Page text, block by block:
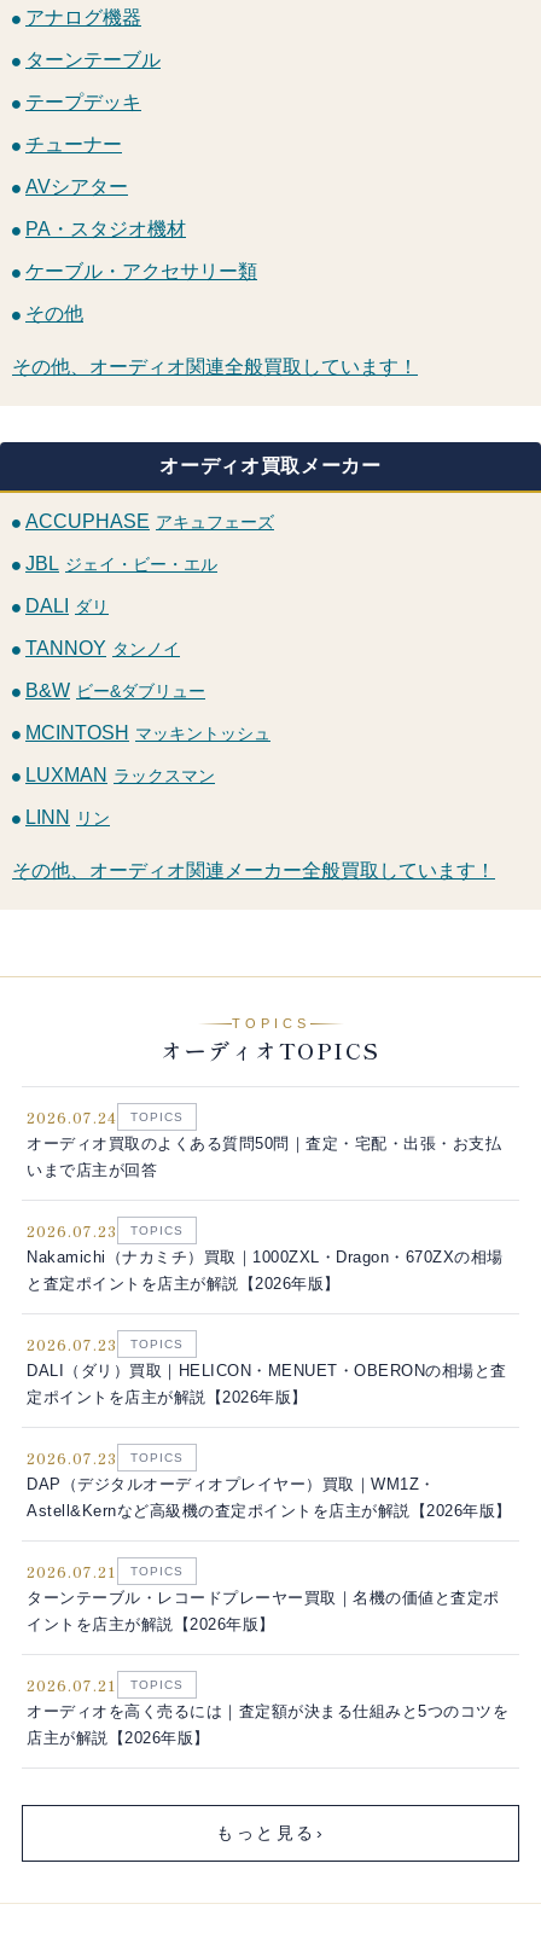
アナログ機器
ターンテーブル
テープデッキ
チューナー
AVシアター
PA・スタジオ機材
ケーブル・アクセサリー類
その他
その他、オーディオ関連全般買取しています！
オーディオ買取メーカー
ACCUPHASE アキュフェーズ
JBL ジェイ・ビー・エル
DALI ダリ
TANNOY タンノイ
B&W ビー&ダブリュー
MCINTOSH マッキントッシュ
LUXMAN ラックスマン
LINN リン
その他、オーディオ関連メーカー全般買取しています！
TOPICS
オーディオTOPICS
2026.07.24 TOPICS
オーディオ買取のよくある質問50問｜査定・宅配・出張・お支払
いまで店主が回答
2026.07.23 TOPICS
Nakamichi（ナカミチ）買取｜1000ZXL・Dragon・670ZXの相場
と査定ポイントを店主が解説【2026年版】
2026.07.23 TOPICS
DALI（ダリ）買取｜HELICON・MENUET・OBERONの相場と査
定ポイントを店主が解説【2026年版】
2026.07.23 TOPICS
DAP（デジタルオーディオプレイヤー）買取｜WM1Z・
Astell&Kernなど高級機の査定ポイントを店主が解説【2026年版】
2026.07.21 TOPICS
ターンテーブル・レコードプレーヤー買取｜名機の価値と査定ポ
イントを店主が解説【2026年版】
2026.07.21 TOPICS
オーディオを高く売るには｜査定額が決まる仕組みと5つのコツを
店主が解説【2026年版】
もっと見る ›